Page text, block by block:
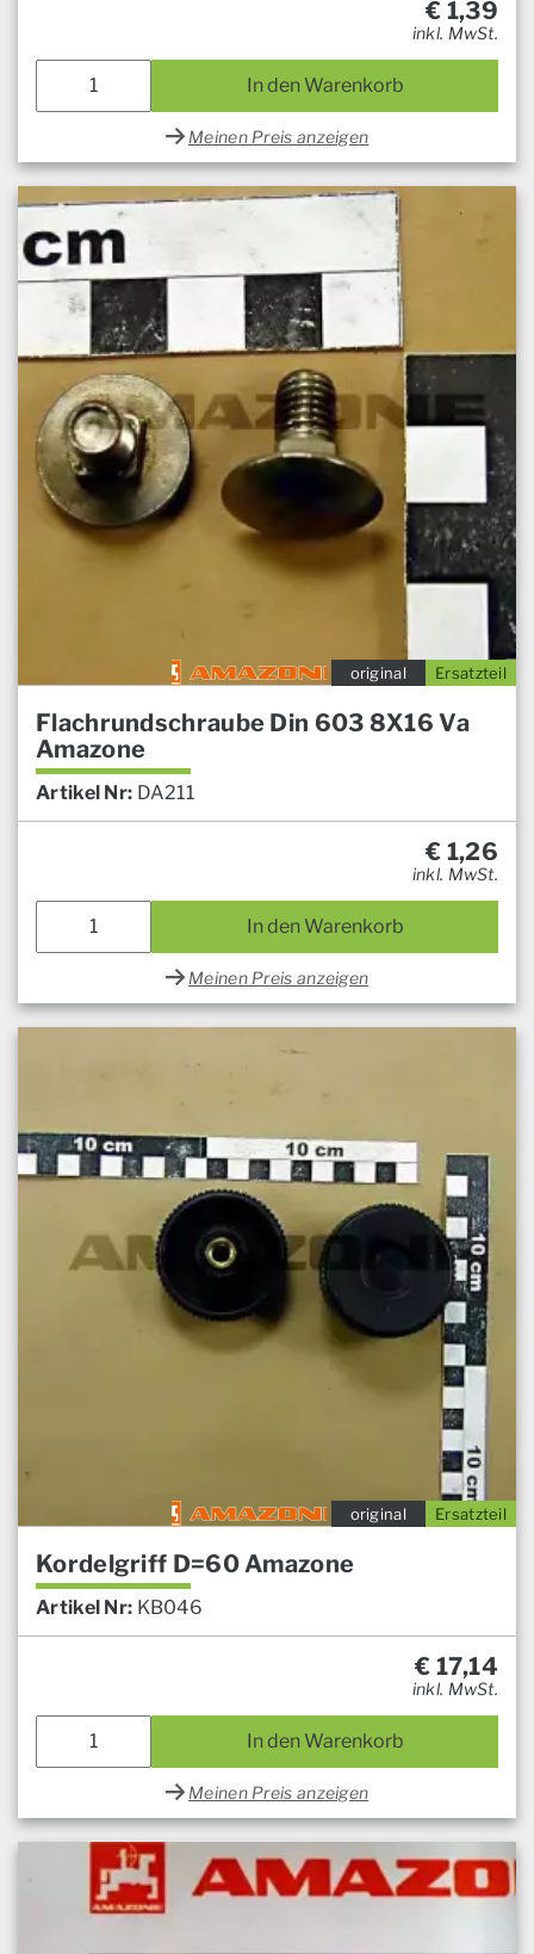
€ 1,39
inkl. MwSt.
In den Warenkorb
Meinen Preis anzeigen
Ersatzteil
original
Flachrundschraube Din 603 8X16 Va
Amazone
Artikel Nr: DA211
€ 1,26
inkl. MwSt.
In den Warenkorb
Meinen Preis anzeigen
Ersatzteil
original
Kordelgriff D=60 Amazone
Artikel Nr: KB046
€ 17,14
inkl. MwSt.
In den Warenkorb
Meinen Preis anzeigen